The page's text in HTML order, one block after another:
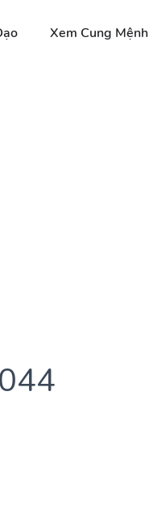
Xem Cung Mệnh